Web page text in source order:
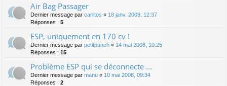
Air Bag Passager
Dernier message par carlitos « 18 janv. 2009, 12:37
Réponses : 5
ESP, uniquement en 170 cv !
Dernier message par petitpunch « 14 mai 2008, 10:25
Réponses : 15
Problème ESP qui se déconnecte ...
Dernier message par manu « 10 mai 2008, 09:34
Réponses : 2